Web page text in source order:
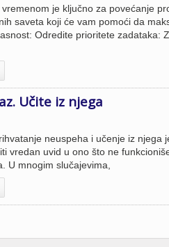
je ključno za povećanje
saveta koji će vam pomoći da
Odredite prioritete zadataka:
Učite iz njega
neuspeha i učenje iz njega
vredan uvid u ono što ne
U mnogim slučajevima,